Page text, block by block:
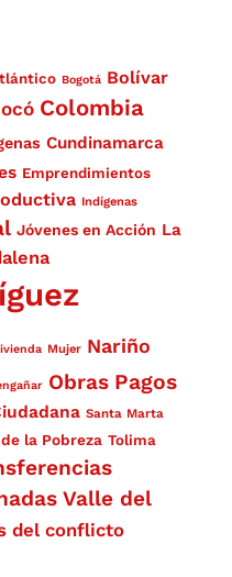
Bogotá Bolívar
Colombia
Cundinamarca
Emprendimientos
Indígenas
Jóvenes en Acción La
Mujer Nariño
Obras Pagos
Santa Marta
la Pobreza Tolima
Valle del
del conflicto